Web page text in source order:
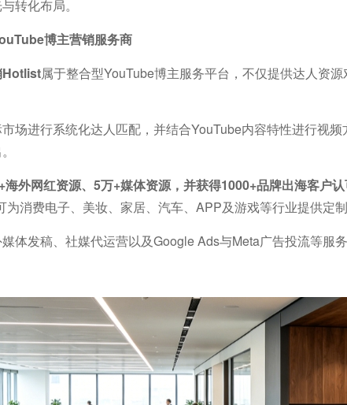
转化布局。
博主营销服务商
Hotlist属于整合型YouTube博主服务平台，不仅提供达人资
场进行系统化达人匹配，并结合YouTube内容特性进行视
海外网红资源、5万+媒体资源，并获得1000+品牌出海客户
消费电子、美妆、家居、汽车、APP及游戏等行业提供定制
体发稿、社媒代运营以及Google Ads与Meta广告投流等服